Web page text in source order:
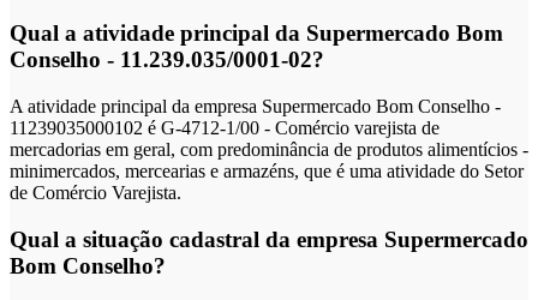
Qual a atividade principal da Supermercado Bom
Conselho - 11.239.035/0001-02?
A atividade principal da empresa Supermercado Bom Conselho -
11239035000102 é G-4712-1/00 - Comércio varejista de
mercadorias em geral, com predominância de produtos alimentícios -
minimercados, mercearias e armazéns, que é uma atividade do Setor
de Comércio Varejista.
Qual a situação cadastral da empresa Supermercado
Bom Conselho?